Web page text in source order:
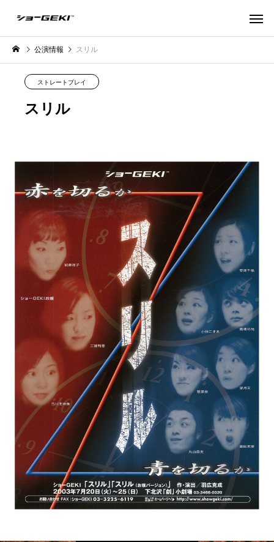
公演情報 スリル
ストレートプレイ
スリル